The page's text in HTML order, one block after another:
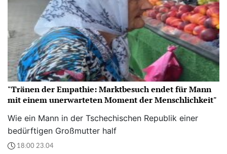
"Tränen der Empathie: Marktbesuch endet für Mann
mit einem unerwarteten Moment der Menschlichkeit"
Wie ein Mann in der Tschechischen Republik einer
bedürftigen Großmutter half
18:00 23.04